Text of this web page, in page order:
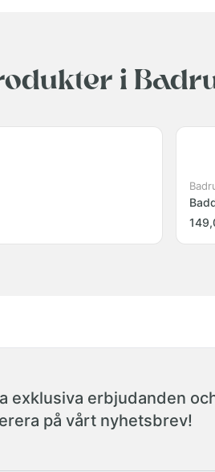
i
exklusiva erbjudanden
på vårt nyhetsbrev!